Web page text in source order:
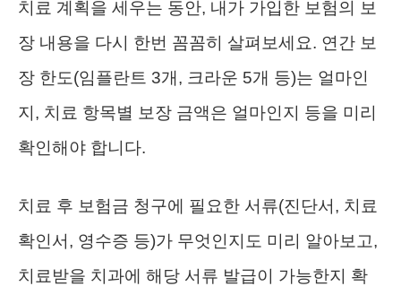
치료 계획을 세우는 동안, 내가 가입한 보험의 보
장 내용을 다시 한번 꼼꼼히 살펴보세요. 연간 보
장 한도(임플란트 3개, 크라운 5개 등)는 얼마인
지, 치료 항목별 보장 금액은 얼마인지 등을 미리
확인해야 합니다.
치료 후 보험금 청구에 필요한 서류(진단서, 치료
확인서, 영수증 등)가 무엇인지도 미리 알아보고,
치료받을 치과에 해당 서류 발급이 가능한지 확